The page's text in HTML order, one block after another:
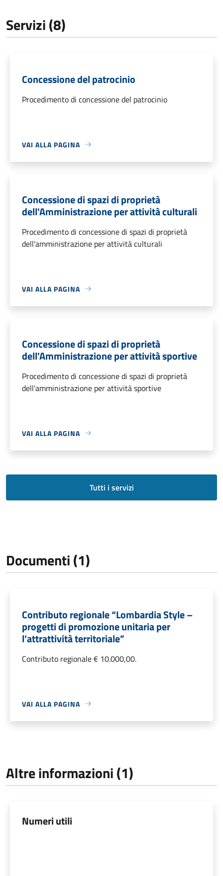
Servizi (8)
Concessione del patrocinio
Procedimento di concessione del patrocinio
VAI ALLA PAGINA
Concessione di spazi di proprietà
dell'Amministrazione per attività culturali
Procedimento di concessione di spazi di proprietà
dell'amministrazione per attività culturali
VAI ALLA PAGINA
Concessione di spazi di proprietà
dell'Amministrazione per attività sportive
Procedimento di concessione di spazi di proprietà
dell'amministrazione per attività sportive
VAI ALLA PAGINA
Tutti i servizi
Documenti (1)
Contributo regionale “Lombardia Style –
progetti di promozione unitaria per
l’attrattività territoriale”
Contributo regionale € 10.000,00.
VAI ALLA PAGINA
Altre informazioni (1)
Numeri utili